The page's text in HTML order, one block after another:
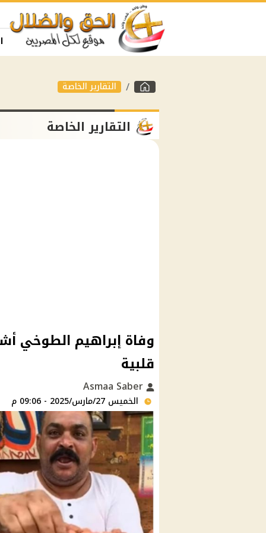
التقارير الخاصة
التقارير الخاصة
وفاة إبراهيم الطوخي
قلبية
الخميس 27/مارس/2025 - 09:06 م